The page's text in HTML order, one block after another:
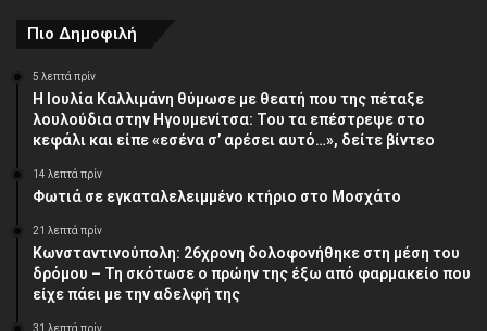
Πιο Δημοφιλή
5 λεπτά πρίν
Η Ιουλία Καλλιμάνη θύμωσε με θεατή που της πέταξε
λουλούδια στην Ηγουμενίτσα: Του τα επέστρεψε στο
κεφάλι και είπε «εσένα σ’ αρέσει αυτό…», δείτε βίντεο
14 λεπτά πρίν
Φωτιά σε εγκαταλελειμμένο κτήριο στο Μοσχάτο
21 λεπτά πρίν
Κωνσταντινούπολη: 26χρονη δολοφονήθηκε στη μέση του
δρόμου – Τη σκότωσε ο πρώην της έξω από φαρμακείο που
είχε πάει με την αδελφή της
31 λεπτά πρίν